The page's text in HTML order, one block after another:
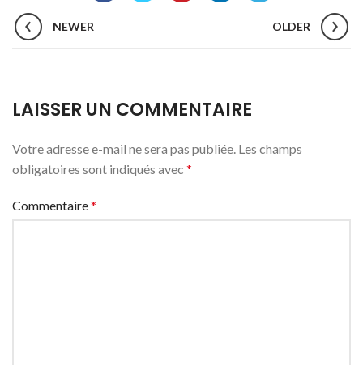
NEWER OLDER
LAISSER UN COMMENTAIRE
Votre adresse e-mail ne sera pas publiée. Les champs
obligatoires sont indiqués avec *
Commentaire*